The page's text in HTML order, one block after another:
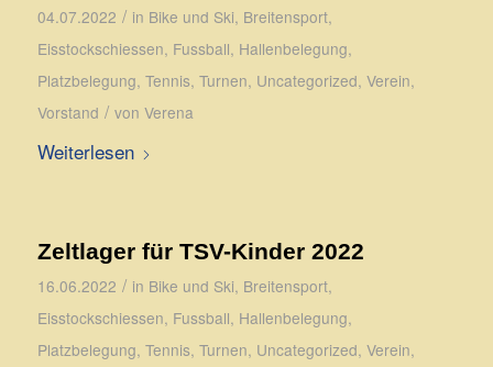
04.07.2022 / in Bike und Ski, Breitensport,
Eisstockschiessen, Fussball, Hallenbelegung,
Platzbelegung, Tennis, Turnen, Uncategorized, Verein,
Vorstand / von Verena
Weiterlesen
Zeltlager für TSV-Kinder 2022
16.06.2022 / in Bike und Ski, Breitensport,
Eisstockschiessen, Fussball, Hallenbelegung,
Platzbelegung, Tennis, Turnen, Uncategorized, Verein,